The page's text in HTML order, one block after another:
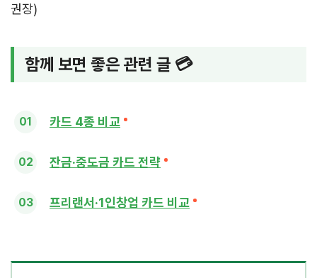
권장)
함께 보면 좋은 관련 글 💳
카드 4종 비교
잔금·중도금 카드 전략
프리랜서·1인창업 카드 비교